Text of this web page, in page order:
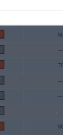
60
---
70
---
---
---
80